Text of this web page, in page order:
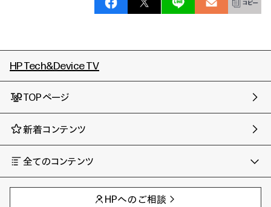
HP Tech&Device TV
TOPページ
新着コンテンツ
全てのコンテンツ
AIの進化と活用事例
製品トレンド & レビュー
事例
イベントレポート
HPへのご相談